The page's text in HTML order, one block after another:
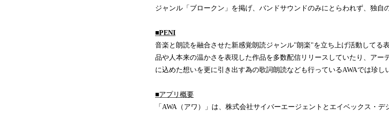
ジャンル「ブロークン」を掲げ、バンドサウンドのみにとらわれず、独自
■PENI
音楽と朗読を融合させた新感覚朗読ジャンル"朗楽"を立ち上げ活動してる
品や人本来の温かさを表現した作品を多数配信リリースしていたり、アー
に込めた想いを更に引き出す為の歌詞朗読なども行っているAWAでは珍し
■アプリ概要
「AWA（アワ）」は、株式会社サイバーエージェントとエイベックス・